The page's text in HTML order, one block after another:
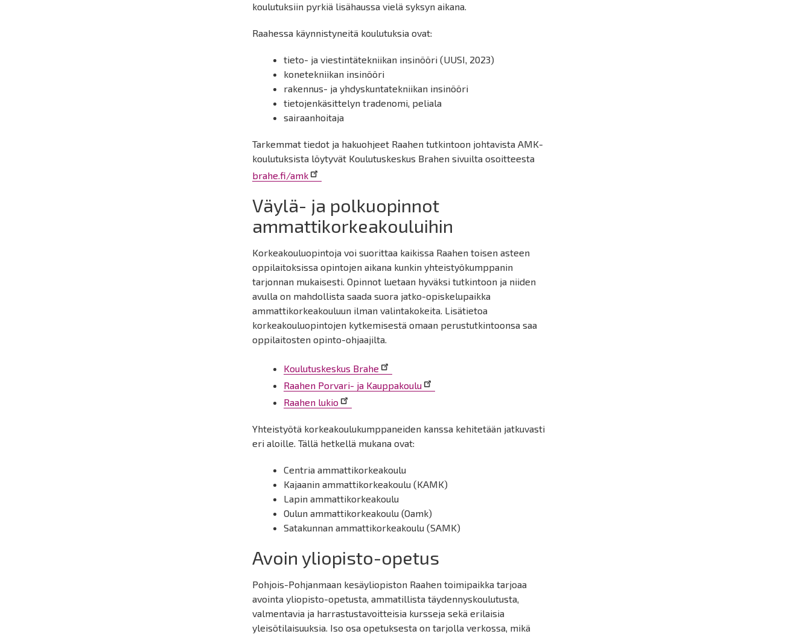
koulutuksiin pyrkiä lisähaussa vielä syksyn aikana.
Raahessa käynnistyneitä koulutuksia ovat:
tieto- ja viestintätekniikan insinööri (UUSI, 2023)
konetekniikan insinööri
rakennus- ja yhdyskuntatekniikan insinööri
tietojenkäsittelyn tradenomi, peliala
sairaanhoitaja
Tarkemmat tiedot ja hakuohjeet Raahen tutkintoon johtavista AMK-
koulutuksista löytyvät Koulutuskeskus Brahen sivuilta osoitteesta
brahe.fi/amk
Väylä- ja polkuopinnot
ammattikorkeakouluihin
Korkeakouluopintoja voi suorittaa kaikissa Raahen toisen asteen
oppilaitoksissa opintojen aikana kunkin yhteistyökumppanin
tarjonnan mukaisesti. Opinnot luetaan hyväksi tutkintoon ja niiden
avulla on mahdollista saada suora jatko-opiskelupaikka
ammattikorkeakouluun ilman valintakokeita. Lisätietoa
korkeakouluopintojen kytkemisestä omaan perustutkintoonsa saa
oppilaitosten opinto-ohjaajilta.
Koulutuskeskus Brahe
Raahen Porvari- ja Kauppakoulu
Raahen lukio
Yhteistyötä korkeakoulukumppaneiden kanssa kehitetään jatkuvasti
eri aloille. Tällä hetkellä mukana ovat:
Centria ammattikorkeakoulu
Kajaanin ammattikorkeakoulu (KAMK)
Lapin ammattikorkeakoulu
Oulun ammattikorkeakoulu (Oamk)
Satakunnan ammattikorkeakoulu (SAMK)
Avoin yliopisto-opetus
Pohjois-Pohjanmaan kesäyliopiston Raahen toimipaikka tarjoaa
avointa yliopisto-opetusta, ammatillista täydennyskoulutusta,
valmentavia ja harrastustavoitteisia kursseja sekä erilaisia
yleisötilaisuuksia. Iso osa opetuksesta on tarjolla verkossa, mikä